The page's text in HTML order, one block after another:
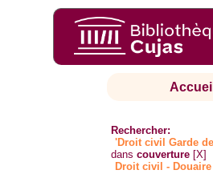
Accueil
Rechercher:
'Droit civil Garde
danscouverture [X]
Droit civil - Douaire